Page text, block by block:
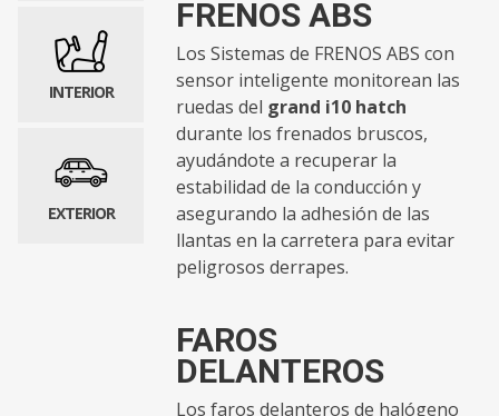
INTERIOR
EXTERIOR
FRENOS ABS
Los Sistemas de FRENOS ABS con
sensor inteligente monitorean las
ruedas del grand i10 hatch
durante los frenados bruscos,
ayudándote a recuperar la
estabilidad de la conducción y
asegurando la adhesión de las
llantas en la carretera para evitar
peligrosos derrapes.
FAROS
DELANTEROS
Los faros delanteros de halógeno